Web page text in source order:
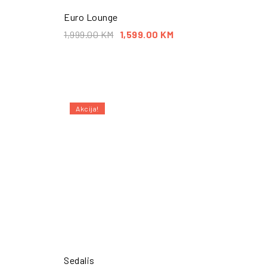
Euro Lounge
1,999.00KM 1,599.00 KM
Akcija!
Sedalis